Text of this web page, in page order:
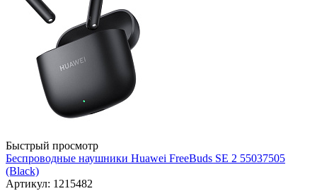
Быстрый просмотр
Беспроводные наушники Huawei FreeBuds SE 2 55037505
(Black)
Артикул: 1215482